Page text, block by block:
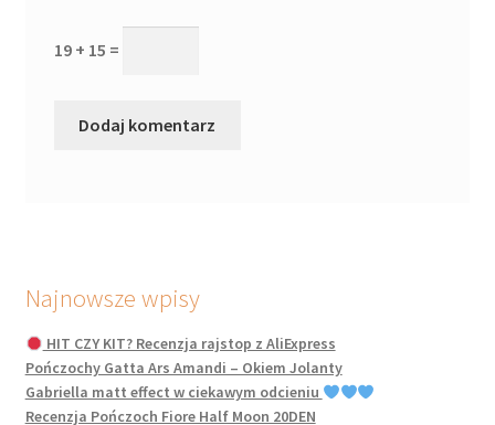
19 + 15 =
Najnowsze wpisy
HIT CZY KIT? Recenzja rajstop z AliExpress
Pończochy Gatta Ars Amandi – Okiem Jolanty
Gabriella matt effect w ciekawym odcieniu
Recenzja Pończoch Fiore Half Moon 20DEN